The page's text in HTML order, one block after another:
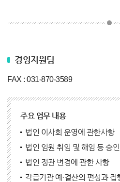
경영지원팀
FAX : 031-870-3589
주요 업무 내용
법인 이사회 운영에 관한사항
법인 임원 취임 및 해임 등 승
법인 정관 변경에 관한 사항
각급기관 예·결산의 편성과